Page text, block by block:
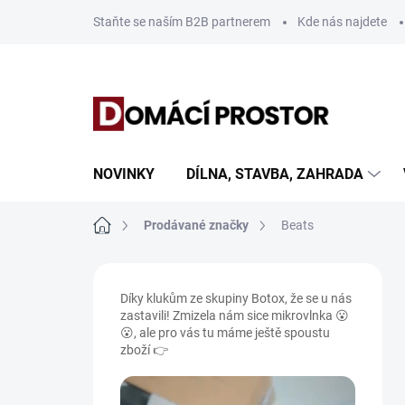
Staňte se naším B2B partnerem Kde nás najdete
NOVINKY DÍLNA, STAVBA, ZAHRADA
Domů Prodávané značky Beats
Díky klukům ze skupiny Botox, že se u nás
zastavili! Zmizela nám sice mikrovlnka 😮
😮, ale pro vás tu máme ještě spoustu
zboží 👉